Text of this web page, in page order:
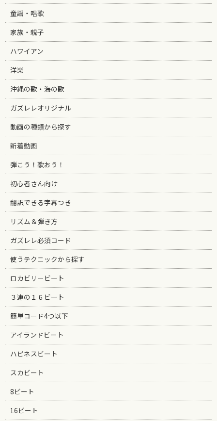
童謡・唱歌
家族・親子
ハワイアン
洋楽
沖縄の歌・海の歌
ガズレレオリジナル
動画の種類から探す
新着動画
弾こう！歌おう！
初心者さん向け
翻訳できる字幕つき
リズム＆弾き方
ガズレレ必須コード
使うテクニックから探す
ロカビリービート
３連の１６ビート
簡単コード4つ以下
アイランドビート
ハピネスビート
スカビート
8ビート
16ビート